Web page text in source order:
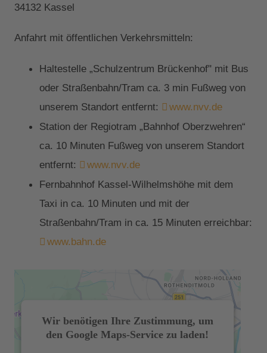
34132 Kassel
Anfahrt mit öffentlichen Verkehrsmitteln:
Haltestelle „Schulzentrum Brückenhof" mit Bus
oder Straßenbahn/Tram ca. 3 min Fußweg von
unserem Standort entfernt:
www.nvv.de
Station der Regiotram „Bahnhof Oberzwehren“
ca. 10 Minuten Fußweg von unserem Standort
entfernt:
www.nvv.de
Fernbahnhof Kassel-Wilhelmshöhe mit dem
Taxi in ca. 10 Minuten und mit der
Straßenbahn/Tram in ca. 15 Minuten erreichbar:
www.bahn.de
Wir benötigen Ihre Zustimmung, um
den Google Maps-Service zu laden!